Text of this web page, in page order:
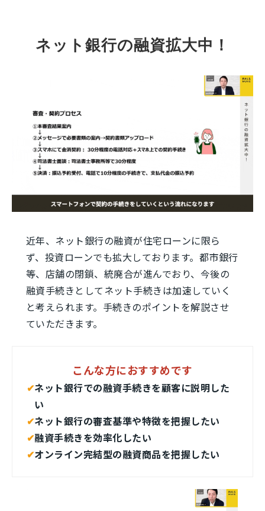
ネット銀行の融資拡大中！
近年、ネット銀行の融資が住宅ローンに限ら
ず、投資ローンでも拡大しております。都市銀行
等、店舗の閉鎖、統廃合が進んでおり、今後の
融資手続きとしてネット手続きは加速していく
と考えられます。手続きのポイントを解説させ
ていただきます。
こんな方におすすめです
✔︎ネット銀行での融資手続きを顧客に説明した
い
✔︎ネット銀行の審査基準や特徴を把握したい
✔︎融資手続きを効率化したい
✔︎オンライン完結型の融資商品を把握したい